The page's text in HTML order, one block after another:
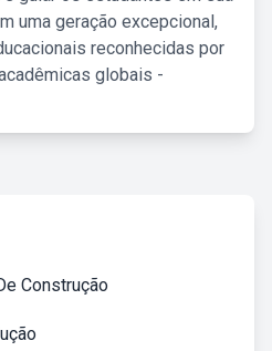
uma geração excepcional,
reconhecidas por
globais -
Construção